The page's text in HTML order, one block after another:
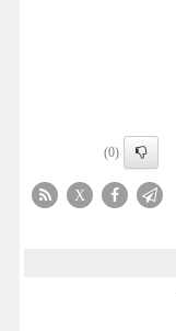
(0)
X